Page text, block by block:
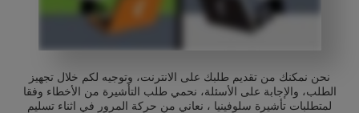
نحن نمكنك من تقديم طلبك على الانترنت، وتوجيه لكم خلال تجهيز
الطلب، والإجابة على الأسئلة، نحمي طلب التأشيرة من الأخطاء وفقا
لمتطلبات تأشيرة سلوفينيا ، نعاني من حركة المرور في اثناء تسليم